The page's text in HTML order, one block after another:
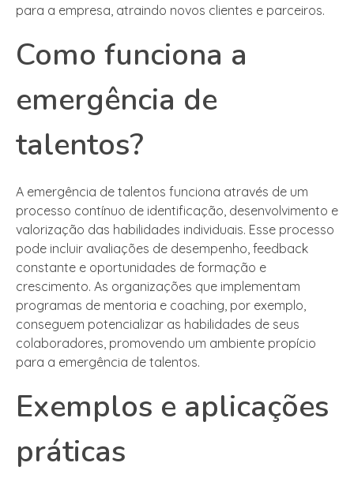
para a empresa, atraindo novos clientes e parceiros.
Como funciona a
emergência de
talentos?
A emergência de talentos funciona através de um
processo contínuo de identificação, desenvolvimento e
valorização das habilidades individuais. Esse processo
pode incluir avaliações de desempenho, feedback
constante e oportunidades de formação e
crescimento. As organizações que implementam
programas de mentoria e coaching, por exemplo,
conseguem potencializar as habilidades de seus
colaboradores, promovendo um ambiente propício
para a emergência de talentos.
Exemplos e aplicações
práticas